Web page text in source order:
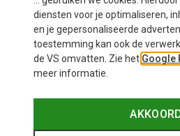
diensten voor je optimaliseren,
en je gepersonaliseerde
toestemming kan ook de
de VS omvatten. Zie het Google
meer informatie.